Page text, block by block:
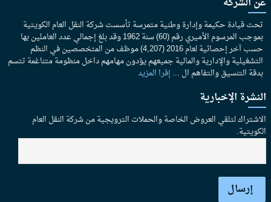
تحت قيادة حكيمة وإدارة وطنية متمرسة تأسست شركة النقل العام الكويتية
بموجب المرسوم الأميري رقم (60) سنة 1962 وقد بلغ إجمالي عدد العاملين بها
حسب آخر إحصائية لعام 2016 (4,207) موظف من المتخصصين في النظم
التشغيلية والإدارية والمالية جميعهم يؤدون مهامهم داخل منظومة متناغمة تتسم
بدقة التنسيق والتفاهم ال ... إقرا المزيد
النشرة الإخبارية
الاشتراك لتلقي العروض الخاصة والحملات الترويجية من شركة النقل العام
الكويتية.
إرسال